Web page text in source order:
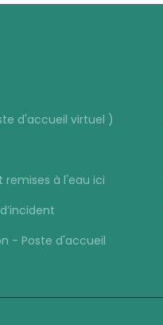
d'accueil virtuel )
remises à l'eau ici
- Poste d'accueil